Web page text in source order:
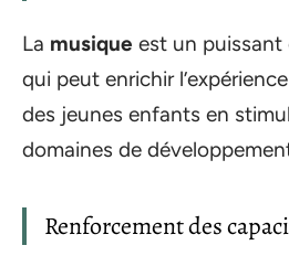
La musique est un
qui peut enrichir
des jeunes enfants en
domaines de
Renforcement des